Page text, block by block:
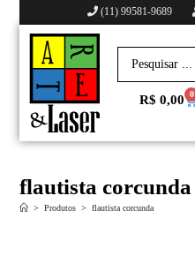
(11) 99581-9689
R$ 0,00 0
flautista corcunda
> Produtos > flautista corcunda